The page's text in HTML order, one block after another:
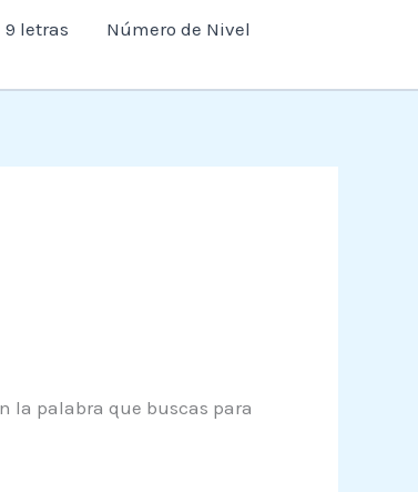
9 letras
Número de Nivel
la palabra que buscas para